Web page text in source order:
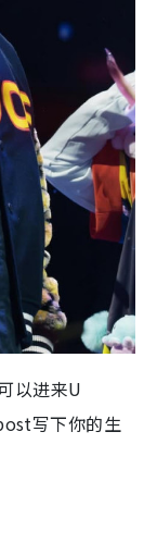
以进来U
写下你的生